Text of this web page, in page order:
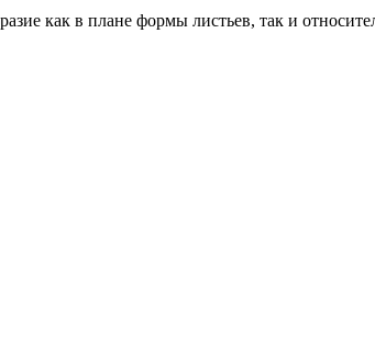
как в плане формы листьев, так и